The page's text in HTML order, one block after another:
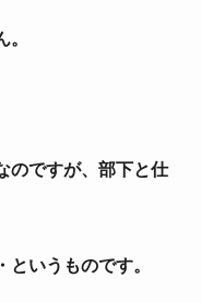
のですが、部下と仕
いうものです。